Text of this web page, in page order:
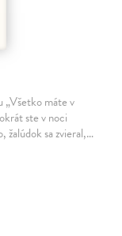
„Všetko máte v
ste v noci
žalúdok sa zvieral,…